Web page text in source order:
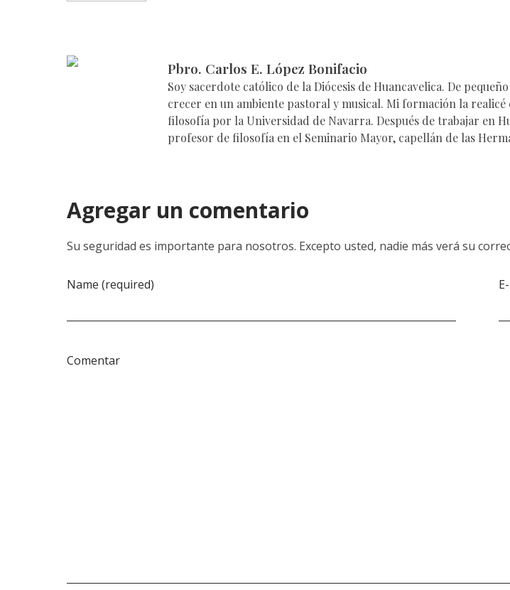
Pbro. Carlos E. López Bonifacio
Soy sacerdote católico de la Diócesis de Huancavelica. De
crecer en un ambiente pastoral y musical. Mi formación la
filosofía por la Universidad de Navarra. Después de trabajar en
profesor de filosofía en el Seminario Mayor, capellán de las
Agregar un comentario
Su seguridad es importante para nosotros. Excepto usted, nadie más verá su